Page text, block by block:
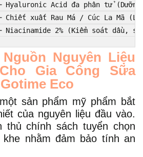
Hyaluronic Acid đa phân tử
Chiết xuất Rau Má / Cúc La Mã
Nguyên Liệu
Gia Công Sữa
Eco
sản phẩm mỹ phẩm bắt
của nguyên liệu đầu vào.
thủ chính sách tuyển chọn
khe nhằm đảm bảo tính an